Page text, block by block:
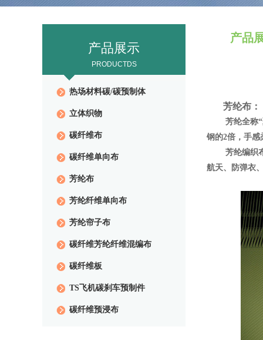
产品展示
PRODUCTDS
热场材料碳/碳预制体
立体织物
碳纤维布
碳纤维单向布
芳纶布
芳纶纤维单向布
芳纶帘子布
碳纤维芳纶纤维混编布
碳纤维板
TS飞机碳刹车预制件
碳纤维预浸布
产品
芳纶布：
芳纶全称“聚
钢的2倍，手感
芳纶编织布
航天、防弹衣